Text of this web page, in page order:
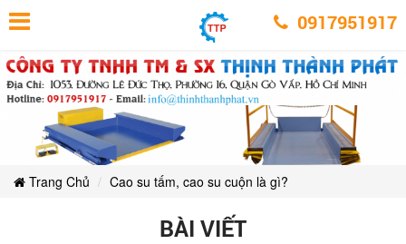
Cao
su
tấm,
cao
cuộn
Cao
tấm,
cao
cuộn
là
Cao
su
tấm,
cao
su
cuộn
gì?
Cao
su
cao
su
cuộn
su
tấm,
su
cuộn
là
gì?
su
tấm,
cuộn
là
gì?
0917951917
Trang Chủ Cao su tấm, cao su cuộn là gì?
BÀI VIẾT